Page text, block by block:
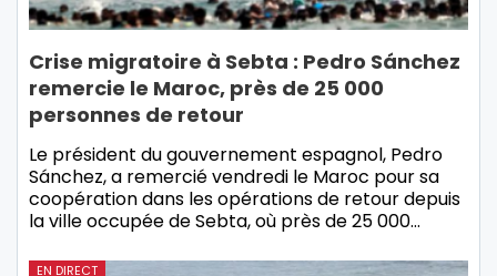
Crise migratoire à Sebta : Pedro Sánchez
remercie le Maroc, près de 25 000
personnes de retour
Le président du gouvernement espagnol, Pedro
Sánchez, a remercié vendredi le Maroc pour sa
coopération dans les opérations de retour depuis
la ville occupée de Sebta, où près de 25 000…
EN DIRECT